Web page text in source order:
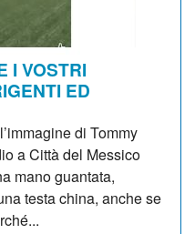
I VOSTRI
ED
di Tommy
a Città del Messico
mano guantata,
testa china, anche se